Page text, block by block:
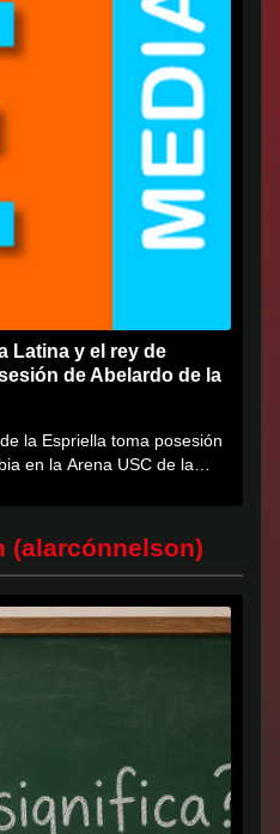
Latina y el rey de
de Abelardo de la
la Espriella toma posesión
en la Arena USC de la
(alarcónnelson)